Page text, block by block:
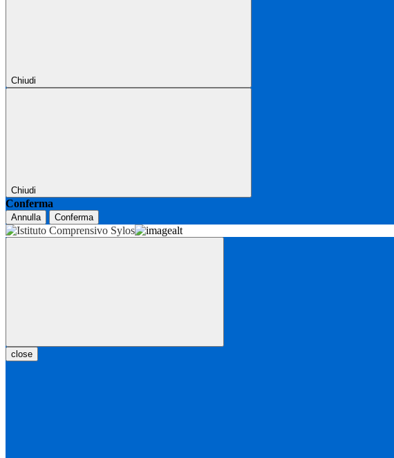
Chiudi
Chiudi
Conferma
Annulla Conferma
close